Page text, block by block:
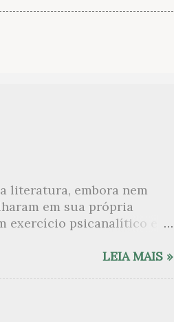
literatura, embora nem
em sua própria
exercício psicanalítico e
se desnudam, livros que
sido lida como uma das
LEIA MAIS »